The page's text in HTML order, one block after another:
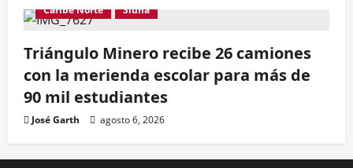
Caribe Norte
Siuna
Triángulo Minero recibe 26 camiones
con la merienda escolar para más de
90 mil estudiantes
José Garth agosto 6, 2026